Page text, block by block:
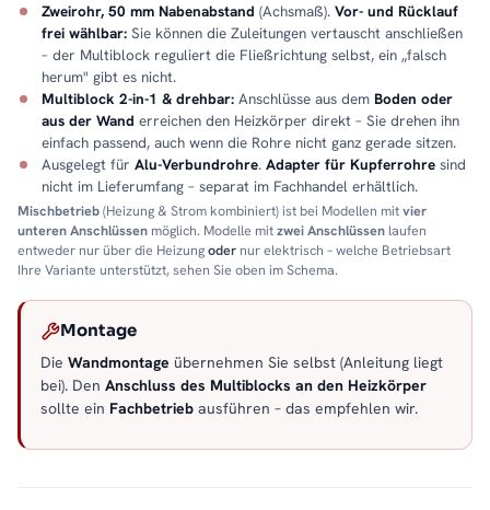
Zweirohr, 50 mm Nabenabstand (Achsmaß). Vor- und Rücklauf
frei wählbar: Sie können die Zuleitungen vertauscht anschließen
– der Multiblock reguliert die Fließrichtung selbst, ein „falsch
herum" gibt es nicht.
Multiblock 2-in-1 & drehbar: Anschlüsse aus dem Boden oder
aus der Wand erreichen den Heizkörper direkt – Sie drehen ihn
einfach passend, auch wenn die Rohre nicht ganz gerade sitzen.
Ausgelegt für Alu-Verbundrohre. Adapter für Kupferrohre sind
nicht im Lieferumfang – separat im Fachhandel erhältlich.
Mischbetrieb(Heizung & Strom kombiniert) ist bei Modellen mitvier
unteren Anschlüssen möglich. Modelle mitzwei Anschlüssen laufen
entweder nur über die Heizungoder nur elektrisch – welche Betriebsart
Ihre Variante unterstützt, sehen Sie oben im Schema.
Montage
Die Wandmontage übernehmen Sie selbst (Anleitung liegt
bei). Den Anschluss des Multiblocks an den Heizkörper
sollte ein Fachbetrieb ausführen – das empfehlen wir.